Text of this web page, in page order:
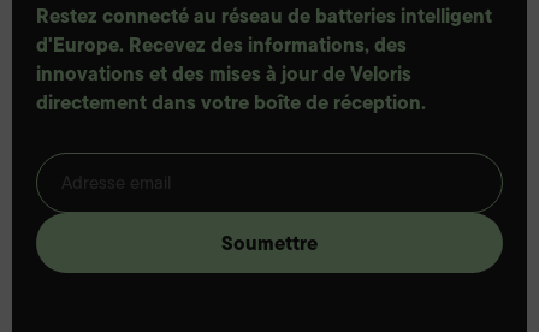
Restez connecté au réseau de batteries intelligent
d'Europe. Recevez des informations, des
innovations et des mises à jour de Veloris
directement dans votre boîte de réception.